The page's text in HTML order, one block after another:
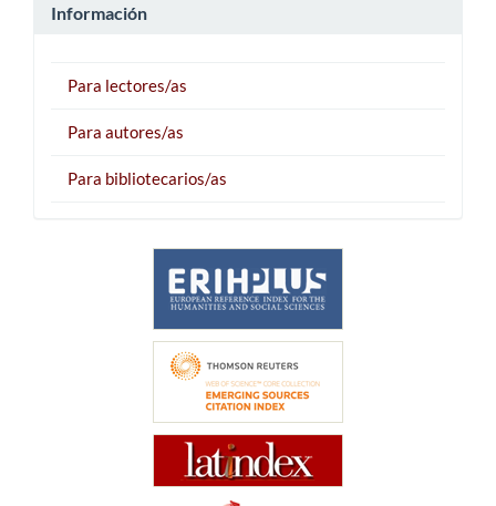
Información
Para lectores/as
Para autores/as
Para bibliotecarios/as